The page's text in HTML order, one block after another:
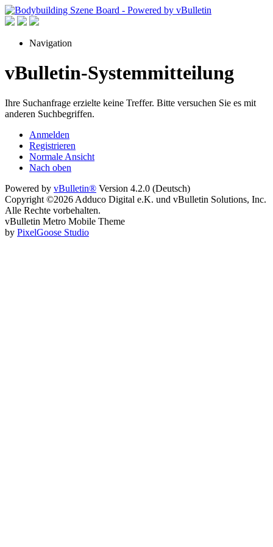
Navigation
vBulletin-Systemmitteilung
Ihre Suchanfrage erzielte keine Treffer. Bitte versuchen Sie es mit
anderen Suchbegriffen.
Anmelden
Registrieren
Normale Ansicht
Nach oben
Powered by vBulletin® Version 4.2.0 (Deutsch)
Copyright ©2026 Adduco Digital e.K. und vBulletin Solutions, Inc.
Alle Rechte vorbehalten.
vBulletin Metro Mobile Theme
by PixelGoose Studio